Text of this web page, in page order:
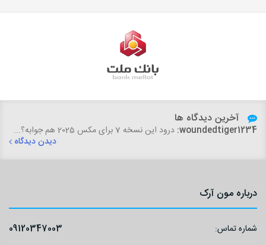
آخرین دیدگاه ها
woundedtiger1234: درود این نسخه 7 برای مکس 2025 هم جوابه؟...
دیدن دیدگاه
درباره مون آرک
شماره تماس:
09120347003